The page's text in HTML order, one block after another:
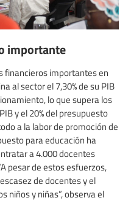
importante
financieros importantes en
al sector el 7,30% de su PIB
lo que supera los
y el 20% del presupuesto
a la labor de promoción de
para educación ha
a 4.000 docentes
pesar de estos esfuerzos,
de docentes y el
niños y niñas”, observa el